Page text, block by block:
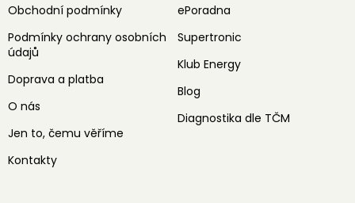
Obchodní podmínky
Podmínky ochrany osobních
údajů
Doprava a platba
O nás
Jen to, čemu věříme
Kontakty
ePoradna
Supertronic
Klub Energy
Blog
Diagnostika dle TČM